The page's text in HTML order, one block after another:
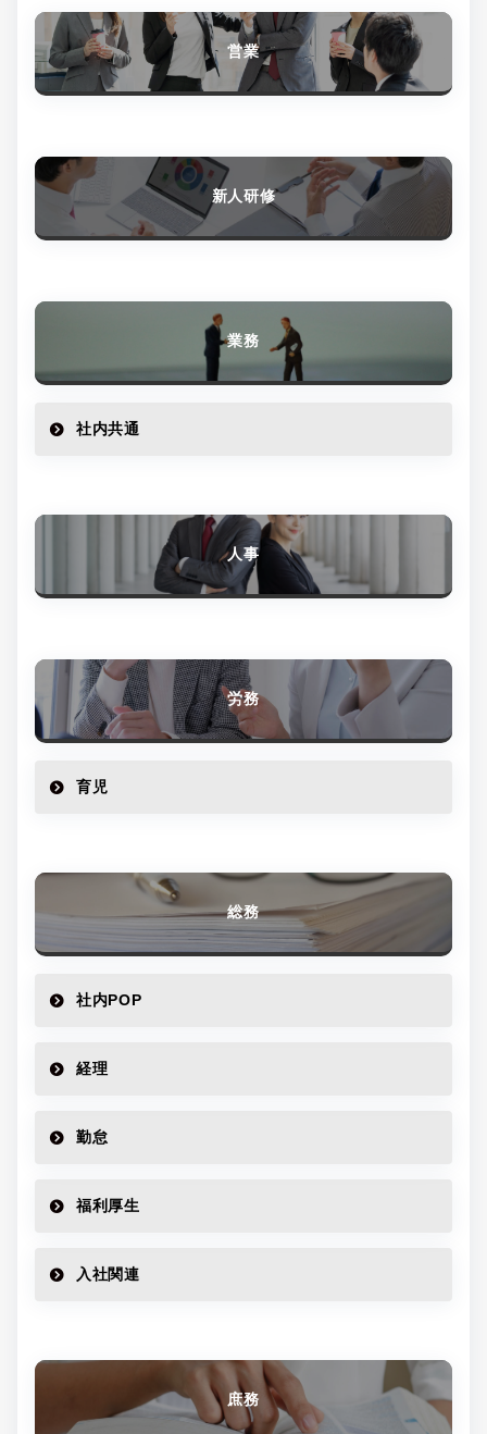
営業
新人研修
業務
社内共通
人事
労務
育児
総務
社内POP
経理
勤怠
福利厚生
入社関連
庶務